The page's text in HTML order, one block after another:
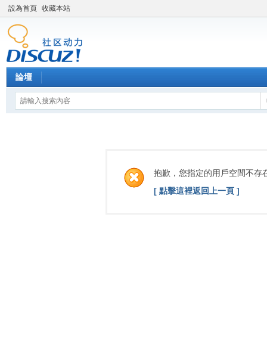
設為首頁 收藏本站
論壇
抱歉，您指定的用戶空間不存
[ 點擊這裡返回上一頁 ]